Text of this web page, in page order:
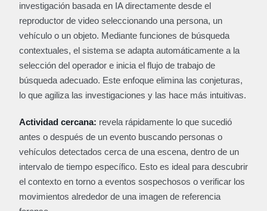
investigación basada en IA directamente desde el
reproductor de video seleccionando una persona, un
vehículo o un objeto. Mediante funciones de búsqueda
contextuales, el sistema se adapta automáticamente a la
selección del operador e inicia el flujo de trabajo de
búsqueda adecuado. Este enfoque elimina las conjeturas,
lo que agiliza las investigaciones y las hace más intuitivas.
Actividad cercana: revela rápidamente lo que sucedió
antes o después de un evento buscando personas o
vehículos detectados cerca de una escena, dentro de un
intervalo de tiempo específico. Esto es ideal para descubrir
el contexto en torno a eventos sospechosos o verificar los
movimientos alrededor de una imagen de referencia